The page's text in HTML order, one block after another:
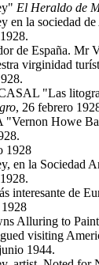
El Heraldo de
en la sociedad
de España. Mr
virginidad
"Las
, 26 febrero
Howe
1928
en la Sociedad
interesante de
Alluring to
visiting
1944.